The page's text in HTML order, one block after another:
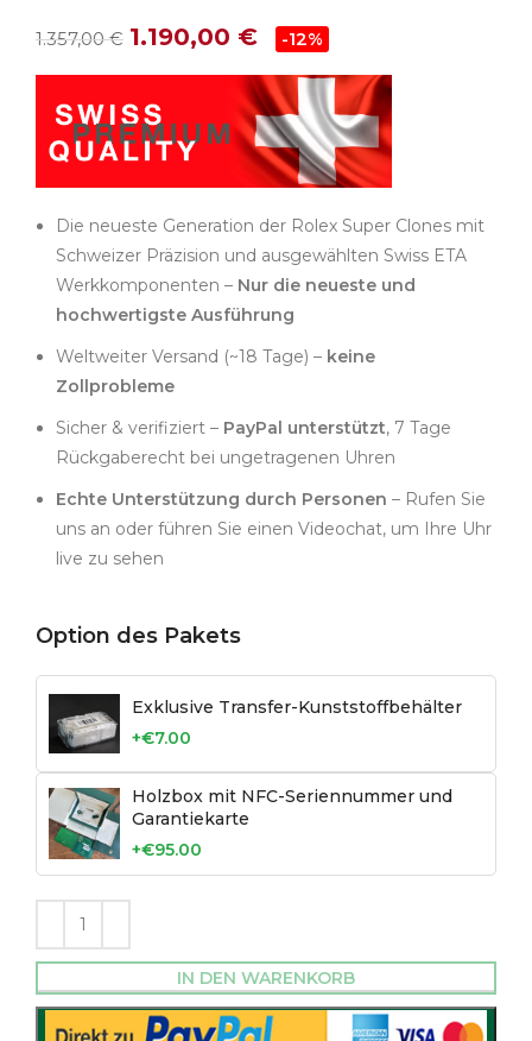
1.357,00€ 1.190,00 € -12%
Die neueste Generation der Rolex Super Clones mit
Schweizer Präzision und ausgewählten Swiss ETA
Werkkomponenten – Nur die neueste und
hochwertigste Ausführung
Weltweiter Versand (~18 Tage) – keine
Zollprobleme
Sicher & verifiziert – PayPal unterstützt, 7 Tage
Rückgaberecht bei ungetragenen Uhren
Echte Unterstützung durch Personen – Rufen Sie
uns an oder führen Sie einen Videochat, um Ihre Uhr
live zu sehen
Option des Pakets
Exklusive Transfer-Kunststoffbehälter
+€7.00
Holzbox mit NFC-Seriennummer und
Garantiekarte
+€95.00
IN DEN WARENKORB